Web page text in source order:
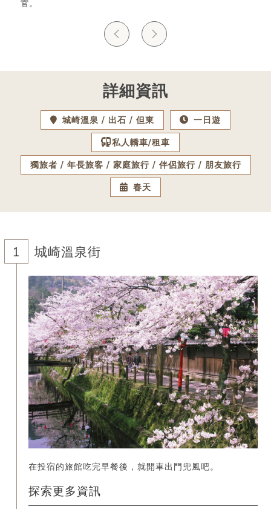
官。
詳細資訊
城崎溫泉 出石 但東 一日遊
私人轎車/租車
獨旅者 年長旅客 家庭旅行 伴侶旅行 朋友旅行
春天
城崎溫泉街
在投宿的旅館吃完早餐後，就開車出門兜風吧。
探索更多資訊